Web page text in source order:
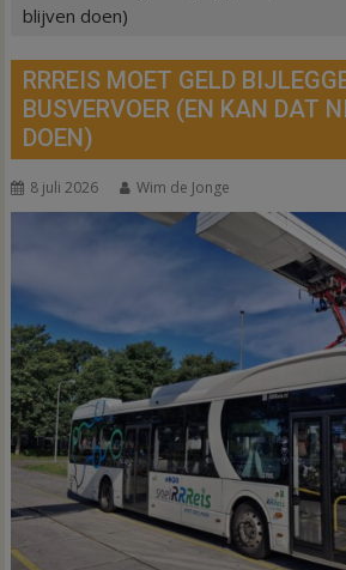
blijven doen)
RRREIS MOET GELD
BUSVERVOER (EN KAN DAT
DOEN)
8 juli 2026 Wim de Jonge